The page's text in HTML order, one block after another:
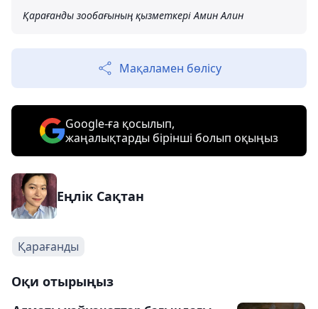
Қарағанды зообағының қызметкері Амин Алин
Мақаламен бөлісу
Google-ға қосылып,
жаңалықтарды бірінші болып оқыңыз
Еңлік Сақтан
Қарағанды
Оқи отырыңыз